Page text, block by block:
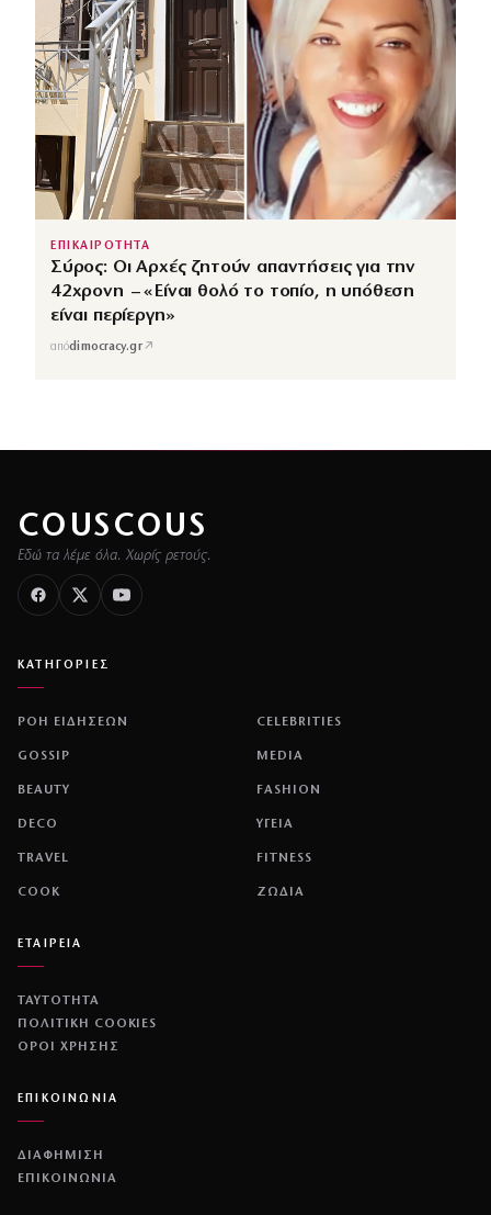
ΕΠΙΚΑΙΡΟΤΗΤΑ
Σύρος: Οι Αρχές ζητούν απαντήσεις για την
42χρονη – «Είναι θολό το τοπίο, η υπόθεση
είναι περίεργη»
απόdimocracy.gr↗
COUSCOUS
Εδώ τα λέμε όλα. Χωρίς ρετούς.
ΚΑΤΗΓΟΡΙΕΣ
ΡΟΗ ΕΙΔΗΣΕΩΝ CELEBRITIES
GOSSIP MEDIA
BEAUTY FASHION
DECO ΥΓΕΙΑ
TRAVEL FITNESS
COOK ΖΩΔΙΑ
ΕΤΑΙΡΕΙΑ
ΤΑΥΤΟΤΗΤΑ
ΠΟΛΙΤΙΚΉ COOKIES
ΌΡΟΙ ΧΡΉΣΗΣ
ΕΠΙΚΟΙΝΩΝΙΑ
ΔΙΑΦΗΜΙΣΗ
ΕΠΙΚΟΙΝΩΝΙΑ